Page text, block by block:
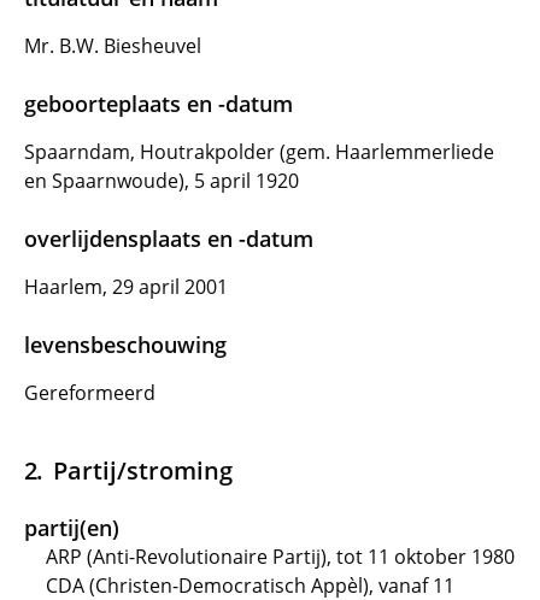
Mr. B.W. Biesheuvel
geboorteplaats en -datum
Spaarndam, Houtrakpolder (gem. Haarlemmerliede
en Spaarnwoude), 5 april 1920
overlijdensplaats en -datum
Haarlem, 29 april 2001
levensbeschouwing
Gereformeerd
Partij/stroming
partij(en)
ARP (Anti-Revolutionaire Partij), tot 11 oktober 1980
CDA (Christen-Democratisch Appèl), vanaf 11